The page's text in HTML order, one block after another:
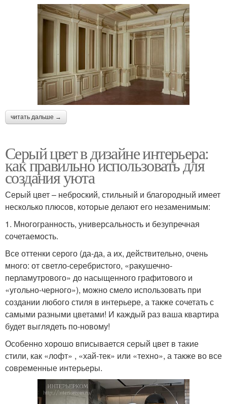
читать дальше →
Серый цвет в дизайне интерьера:
как правильно использовать для
создания уюта
Серый цвет – неброский, стильный и благородный имеет
несколько плюсов, которые делают его незаменимым:
1. Многогранность, универсальность и безупречная
сочетаемость.
Все оттенки серого (да-да, а их, действительно, очень
много: от светло-серебристого, «ракушечно-
перламутрового» до насыщенного графитового и
«угольно-черного»), можно смело использовать при
создании любого стиля в интерьере, а также сочетать с
самыми разными цветами! И каждый раз ваша квартира
будет выглядеть по-новому!
Особенно хорошо вписывается серый цвет в такие
стили, как «лофт» , «хай-тек» или «техно», а также во все
современные интерьеры.